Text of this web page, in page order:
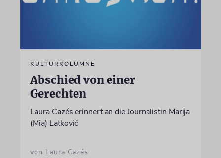
KULTURKOLUMNE
Abschied von einer
Gerechten
Laura Cazés erinnert an die Journalistin Marija
(Mia) Latković
von Laura Cazés